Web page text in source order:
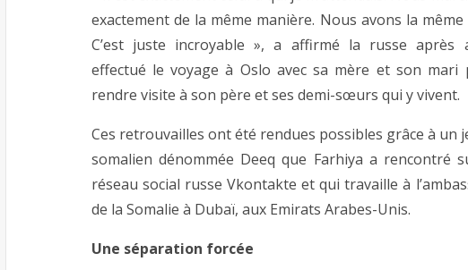
exactement de la même manière. Nous avons la même
C’est juste incroyable », a affirmé la russe après
effectué le voyage à Oslo avec sa mère et son mari
rendre visite à son père et ses demi-sœurs qui y vivent.
Ces retrouvailles ont été rendues possibles grâce à un
somalien dénommée Deeq que Farhiya a rencontré
réseau social russe Vkontakte et qui travaille à
de la Somalie à Dubaï, aux Emirats Arabes-Unis.
Une séparation forcée